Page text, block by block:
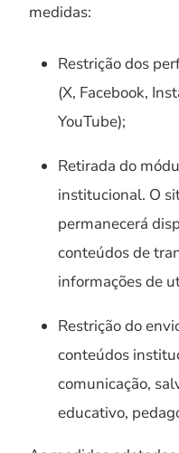
medidas:
Restrição dos
(X, Facebook,
YouTube);
Retirada do
institucional. O
permanecerá
conteúdos de
informações de
Restrição do
conteúdos
comunicação,
educativo,